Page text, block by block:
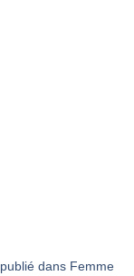
dans Femme